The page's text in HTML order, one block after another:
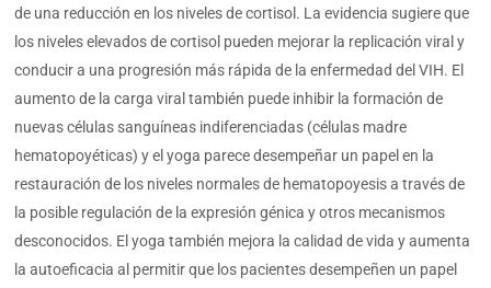
de una reducción en los niveles de cortisol. La evidencia sugiere que
los niveles elevados de cortisol pueden mejorar la replicación viral y
conducir a una progresión más rápida de la enfermedad del VIH. El
aumento de la carga viral también puede inhibir la formación de
nuevas células sanguíneas indiferenciadas (células madre
hematopoyéticas) y el yoga parece desempeñar un papel en la
restauración de los niveles normales de hematopoyesis a través de
la posible regulación de la expresión génica y otros mecanismos
desconocidos. El yoga también mejora la calidad de vida y aumenta
la autoeficacia al permitir que los pacientes desempeñen un papel